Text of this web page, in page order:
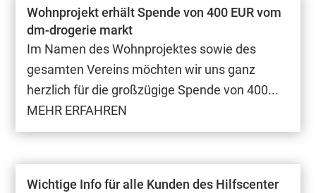
Wohnprojekt erhält Spende von 400 EUR vom
dm-drogerie markt
Im Namen des Wohnprojektes sowie des
gesamten Vereins möchten wir uns ganz
herzlich für die großzügige Spende von 400...
MEHR ERFAHREN
Wichtige Info für alle Kunden des Hilfscenter